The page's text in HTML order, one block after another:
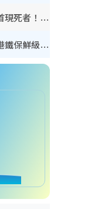
奪命寄生蟲｜食生菜狂瀉首現死者！疫潮惡化錄1.8萬宗病例 揭洗菜3大謬誤
內地客歎港人唔識老！揭港鐵保鮮級冷氣 港人求放過：咪投訴